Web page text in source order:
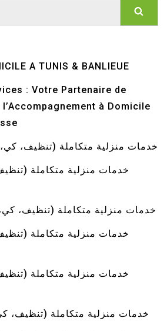
A TUNIS & BANLIEUE
: Votre Partenaire de
à Domicile
خدمات منزلية متكاملة (تنظيف،
خدمات منزلية متكاملة
خدمات منزلية متكاملة (تنظيف،
خدمات منزلية متكاملة
خدمات منزلية متكاملة
خدمات منزلية متكاملة (تنظيف،